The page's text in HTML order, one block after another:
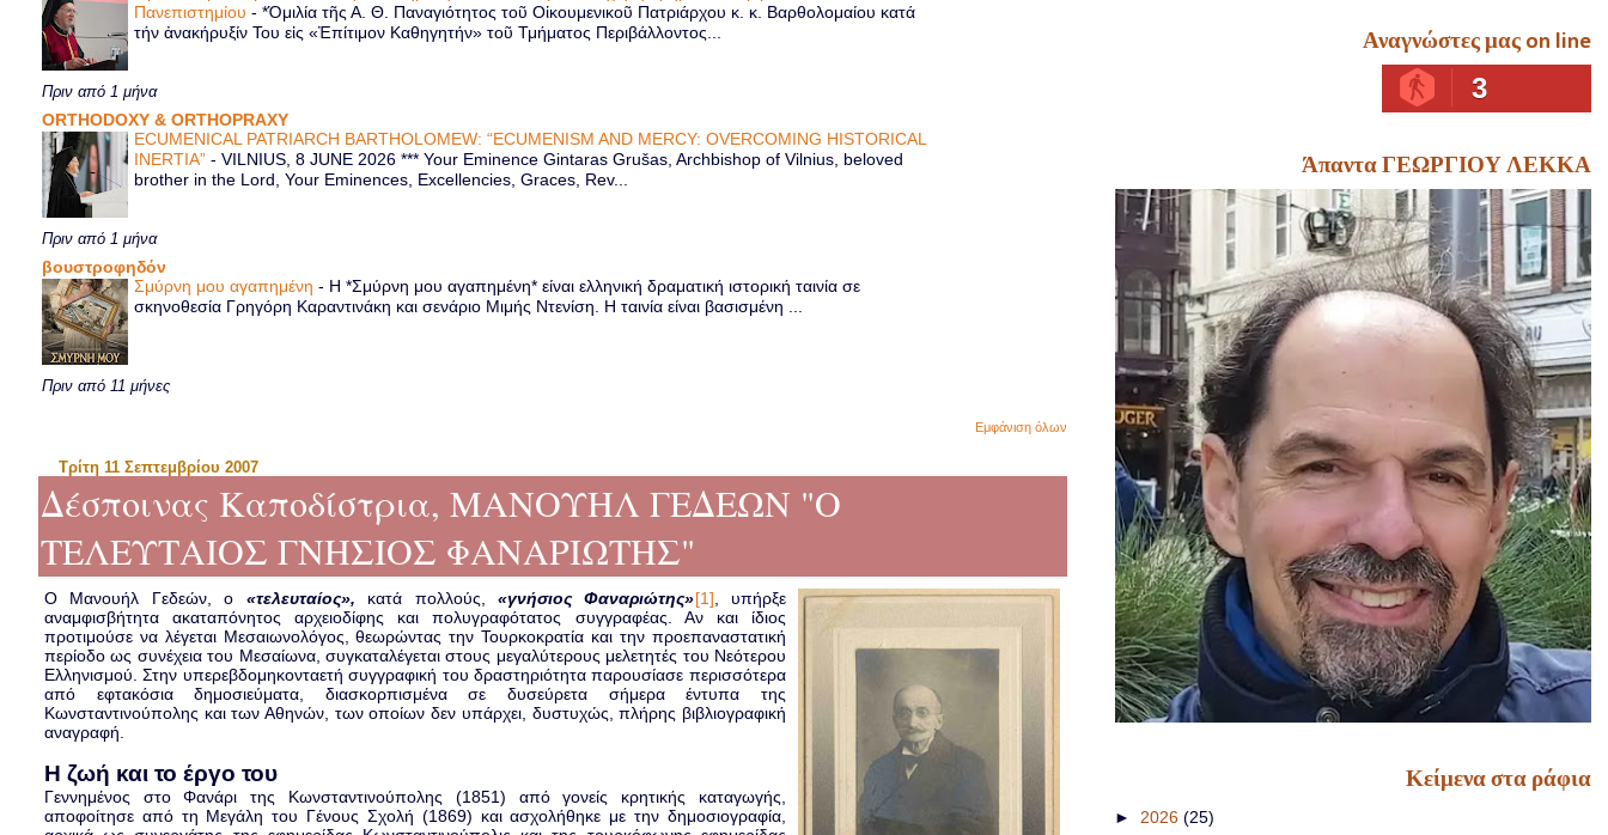
Πανεπιστημίου-*Ὁμιλία τῆς Α. Θ. Παναγιότητος τοῦ Οἰκουμενικοῦ Πατριάρχου κ. κ. Βαρθολομαίου κατά
τήν ἀνακήρυξίν Του εἰς «Ἐπίτιμον Καθηγητήν» τοῦ Τμήματος Περιβάλλοντος...
Πριν από 1 μήνα
ORTHODOXY & ORTHOPRAXY
ECUMENICAL PATRIARCH BARTHOLOMEW: “ECUMENISM AND MERCY: OVERCOMING HISTORICAL
INERTIA”-VILNIUS, 8 JUNE 2026 *** Your Eminence Gintaras Grušas, Archbishop of Vilnius, beloved
brother in the Lord, Your Eminences, Excellencies, Graces, Rev...
Πριν από 1 μήνα
βουστροφηδόν
Σμύρνη μου αγαπημένη- Η *Σμύρνη μου αγαπημένη* είναι ελληνική δραματική ιστορική ταινία σε
σκηνοθεσία Γρηγόρη Καραντινάκη και σενάριο Μιμής Ντενίση. Η ταινία είναι βασισμένη ...
Πριν από 11 μήνες
Εμφάνιση όλων
Τρίτη 11 Σεπτεμβρίου 2007
Δέσποινας Καποδίστρια, ΜΑΝΟΥΗΛ ΓΕΔΕΩΝ "Ο
ΤΕΛΕΥΤΑΙΟΣ ΓΝΗΣΙΟΣ ΦΑΝΑΡΙΩΤΗΣ"
Ο Μανουήλ Γεδεών, ο «τελευταίος», κατά πολλούς,«γνήσιος Φαναριώτης»[1] , υπήρξε
αναμφισβήτητα ακαταπόνητος αρχειοδίφης και πολυγραφότατος συγγραφέας. Αν και ίδιος
προτιμούσε να λέγεται Μεσαιωνολόγος, θεωρώντας την Τουρκοκρατία και την προεπαναστατική
περίοδο ως συνέχεια του Μεσαίωνα, συγκαταλέγεται στους μεγαλύτερους μελετητές του Νεότερου
Ελληνισμού. Στην υπερεβδομηκονταετή συγγραφική του δραστηριότητα παρουσίασε περισσότερα
από εφτακόσια δημοσιεύματα, διασκορπισμένα σε δυσεύρετα σήμερα έντυπα της
Κωνσταντινούπολης και των Αθηνών, των οποίων δεν υπάρχει, δυστυχώς, πλήρης βιβλιογραφική
αναγραφή.
Η ζωή και το έργο του
Γεννημένος στο Φανάρι της Κωνσταντινούπολης (1851) από γονείς κρητικής καταγωγής,
αποφοίτησε από τη Μεγάλη του Γένους Σχολή (1869) και ασχολήθηκε με την δημοσιογραφία,
Αναγνώστες μας on line
3
Άπαντα ΓΕΩΡΓΙΟΥ ΛΕΚΚΑ
Κείμενα στα ράφια
► 2026 (25)